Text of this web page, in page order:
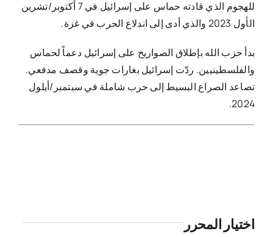
للهجوم الذي قادته حماس على إسرائيل في 7 أكتوبر/تشرين
الأول 2023 والذي أدى إلى اندلاع الحرب في غزة.
بدأ حزب الله بإطلاق الصواريخ على إسرائيل دعماً لحماس
والفلسطينيين. ردّت إسرائيل بغارات جوية وقصف مدفعي.
تصاعد الصراع البسيط إلى حرب شاملة في سبتمبر/أيلول
2024.
اختيار المحرر